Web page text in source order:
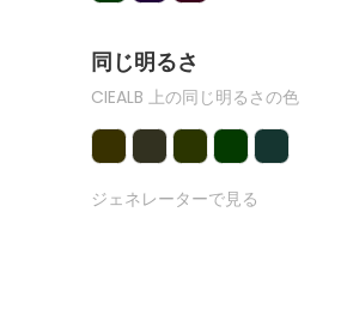
同じ明るさ
CIEALB 上の同じ明るさの色
ジェネレーターで見る